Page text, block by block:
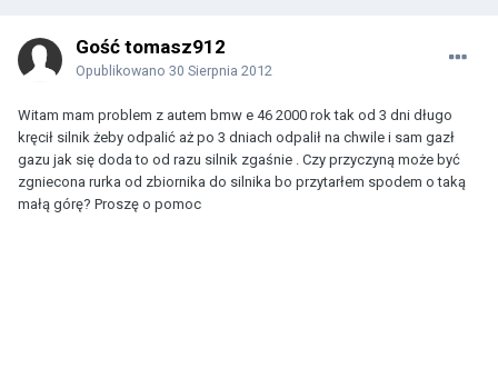
Gość tomasz912
Opublikowano 30 Sierpnia 2012
Witam mam problem z autem bmw e 46 2000 rok tak od 3 dni długo
kręcił silnik żeby odpalić aż po 3 dniach odpalił na chwile i sam gazł
gazu jak się doda to od razu silnik zgaśnie . Czy przyczyną może być
zgniecona rurka od zbiornika do silnika bo przytarłem spodem o taką
małą górę? Proszę o pomoc